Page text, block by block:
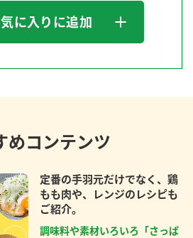
に入りに追加
めコンテンツ
定番の手羽元だけでなく、鶏
もも肉や、レンジのレシピも
ご紹介。
調味料や素材いろいろ「さっぱ